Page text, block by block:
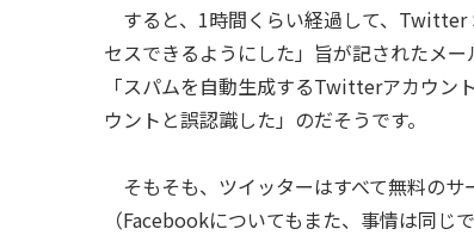
すると、1時間くらい経過して、Twitter
セスできるようにした」旨が記されたメ
「スパムを自動生成するTwitterアカウン
ウントと誤認識した」のだそうです。
そもそも、ツイッターはすべて無料のサ
（Facebookについてもまた、事情は同